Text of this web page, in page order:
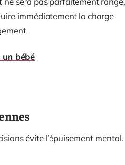
immédiatement la charge
bébé
évite l’épuisement mental.